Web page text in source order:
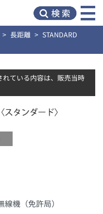
長距離
STANDARD
ている内容は、販売当時
機（免許局）